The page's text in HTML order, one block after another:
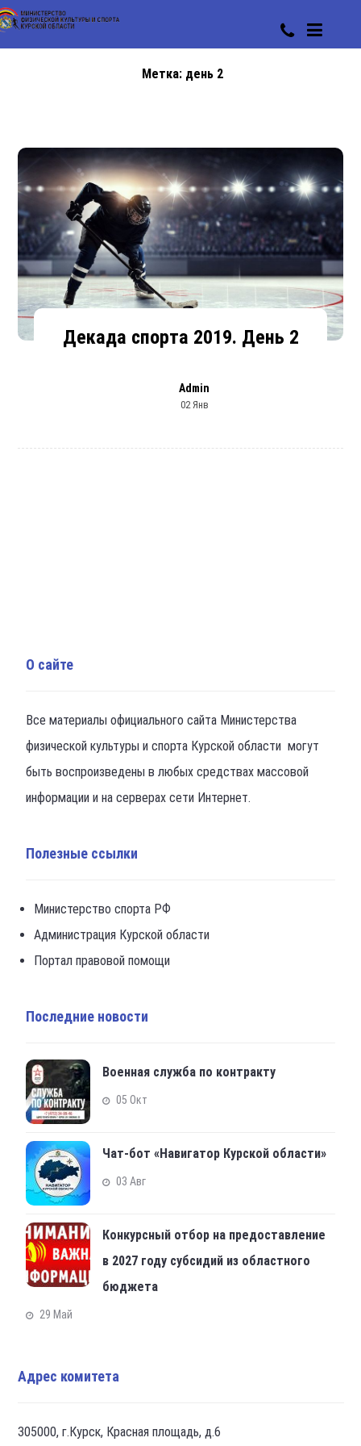
Метка: день 2
Декада спорта 2019. День 2
Admin
02 Янв
О сайте
Все материалы официального сайта Министерства
физической культуры и спорта Курской области могут
быть воспроизведены в любых средствах массовой
информации и на серверах сети Интернет.
Полезные ссылки
Министерство спорта РФ
Администрация Курской области
Портал правовой помощи
Последние новости
Военная служба по контракту
05 Окт
Чат-бот «Навигатор Курской области»
03 Авг
Конкурсный отбор на предоставление
в 2027 году субсидий из областного
бюджета
29 Май
Адрес комитета
305000, г.Курск, Красная площадь, д.6